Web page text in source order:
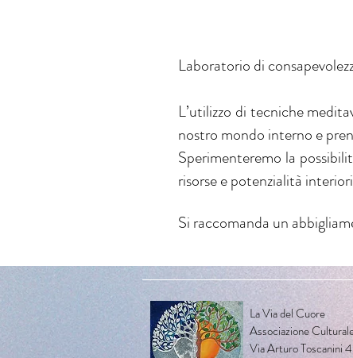
Laboratorio di
L’utilizzo di tecniche
nostro mondo interno e
Sperimenteremo la
risorse e potenzialità
Si raccomanda un
La Via del Cuore
Associazione
Via Arturo Toscanini